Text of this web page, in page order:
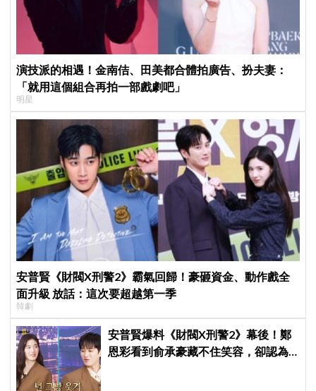
演技派的相遇！金南佶、田美都合體拍廣告、扮夫妻：
「就用這個組合再拍一部戲劇吧」
明星
安普賢《財閥X刑警2》霸氣回歸！豪砸資金、動作戲全
面升級 放話：這次要超越第一季
韓劇
安普賢爆料《財閥X刑警2》幕後！鄭
恩彩看到俞承豪藏不住笑容，卻認為